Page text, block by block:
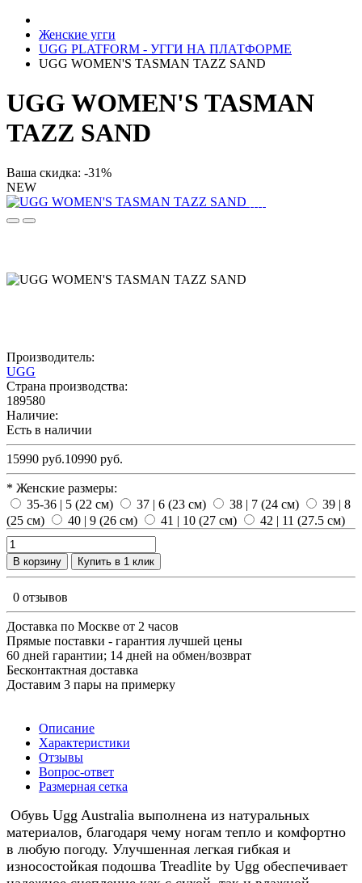
Женские угги
UGG PLATFORM - УГГИ НА ПЛАТФОРМЕ
UGG WOMEN'S TASMAN TAZZ SAND
UGG WOMEN'S TASMAN
TAZZ SAND
Ваша скидка: -31%
NEW
Производитель:
UGG
Страна производства:
189580
Наличие:
Есть в наличии
15990 руб.10990 руб.
* Женские размеры:
35-36 | 5 (22 см)
37 | 6 (23 см) 38 | 7 (24 см)
39 | 8
(25 см)
40 | 9 (26 см) 41 | 10 (27 см) 42 | 11 (27.5 см)
В корзину Купить в 1 клик
0 отзывов
Доставка по Москве от 2 часов
Прямые поставки - гарантия лучшей цены
60 дней гарантии; 14 дней на обмен/возврат
Бесконтактная доставка
Доставим 3 пары на примерку
Описание
Характеристики
Отзывы
Вопрос-ответ
Размерная сетка
Обувь Ugg Australia выполнена из натуральных
материалов, благодаря чему ногам тепло и комфортно
в любую погоду. Улучшенная легкая гибкая и
износостойкая подошва Treadlite by Ugg обеспечивает